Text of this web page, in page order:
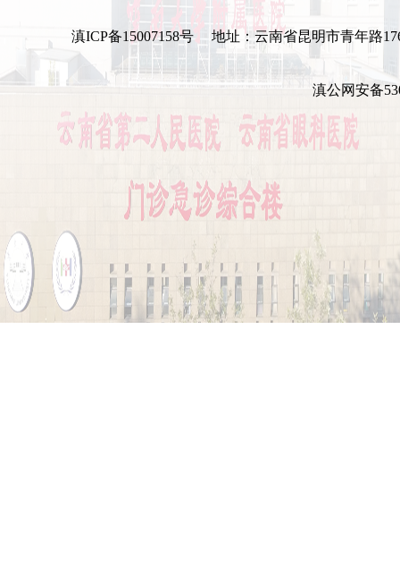
滇ICP备15007158号 地址：云南省昆明市青年路
滇公网安备